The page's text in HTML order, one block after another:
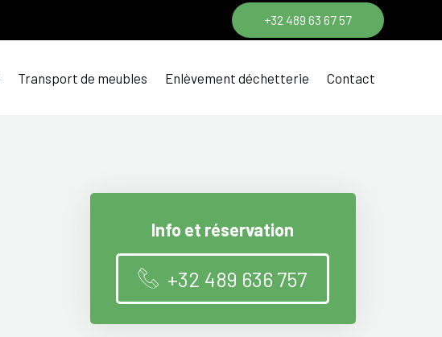
+32 489 63 67 57
Transport de meubles Enlèvement déchetterie Contact
Info et réservation
+32 489 636 757